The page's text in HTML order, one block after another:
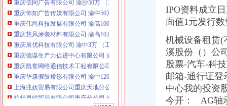
重庆饰知广告传媒有限公司 渝中50万 （工商注册）
重庆伟尚科技发展有限公司 渝高100万 （工商注册）
重庆慧风涂装材料有限公司 渝高10万 （工商注册）
重庆展优科技有限公司 渝中3万 （工商注册）
重庆德谋生产力促进中心有限公司 渝大10万 （工商注册）
重庆凯誉网络通信技术工程有限公司渝中分公司 （工商注册）
重庆华康假肢矫形有限公司 渝中120万 （增资）
上海兆妩贸易有限公司重庆天地分公司 渝中 （工商注册）
杭州思锐贸易有限公司重庆分公司 渝中 （工商注册）
重庆国洪体育设施有限公司
IPO资料成立
面值1元发行数
机械设备租赁(
溪股份（）公
股票-汽车-科
邮箱-通行证登
中心我的投资
今开： AG轴